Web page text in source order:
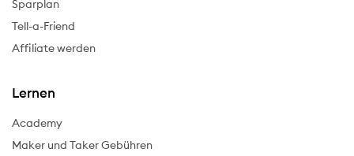
Sparplan
Tell-a-Friend
Affiliate werden
Lernen
Academy
Maker und Taker Gebühren